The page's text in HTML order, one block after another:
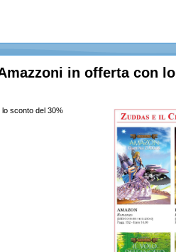
in offerta con lo
lo sconto del 30%